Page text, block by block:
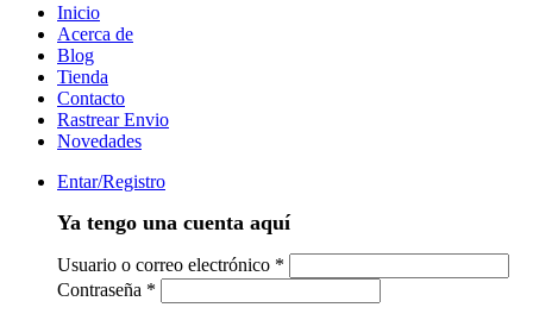
Inicio
Acerca de
Blog
Tienda
Contacto
Rastrear Envio
Novedades
Entar/Registro
Ya tengo una cuenta aquí
Usuario o correo electrónico *
Contraseña *